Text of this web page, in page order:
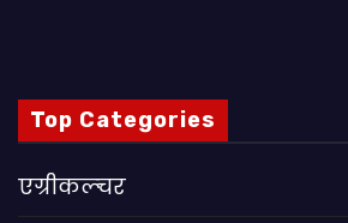
Top Categories
एग्रीकल्चर